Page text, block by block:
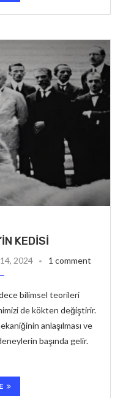
KEDISI
2024 1 comment
bilimsel teorileri
de kökten değiştirir.
anlaşılması ve
başında gelir.